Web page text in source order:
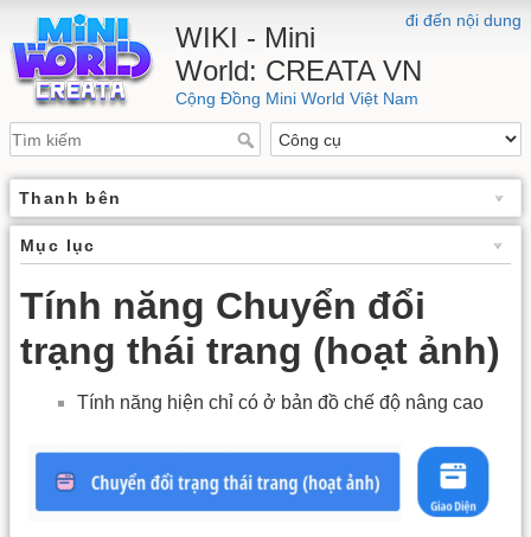
đi đến nội dung
WIKI - Mini
World: CREATA VN
Cộng Đồng Mini World Việt Nam
Thanh bên
Mục lục
Tính năng Chuyển đổi
trạng thái trang (hoạt ảnh)
Tính năng hiện chỉ có ở bản đồ chế độ nâng cao